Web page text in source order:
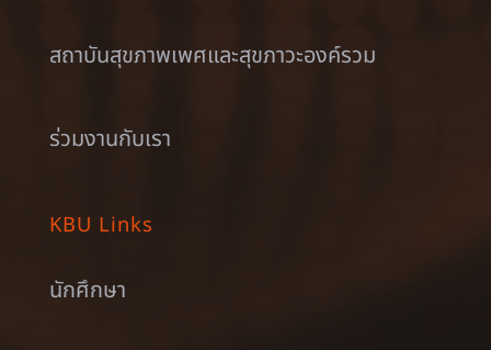
สถาบันสุขภาพเพศและสุขภาวะองค์รวม
ร่วมงานกับเรา
KBU Links
นักศึกษา